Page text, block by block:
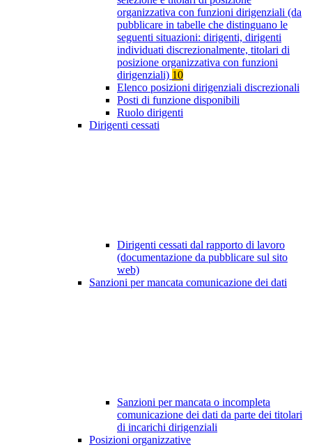
organizzativa con funzioni dirigenziali (da
pubblicare in tabelle che distinguano le
seguenti situazioni: dirigenti, dirigenti
individuati discrezionalmente, titolari di
posizione organizzativa con funzioni
dirigenziali) 10
Elenco posizioni dirigenziali discrezionali
Posti di funzione disponibili
Ruolo dirigenti
Dirigenti cessati
Dirigenti cessati dal rapporto di lavoro
(documentazione da pubblicare sul sito
web)
Sanzioni per mancata comunicazione dei dati
Sanzioni per mancata o incompleta
comunicazione dei dati da parte dei titolari
di incarichi dirigenziali
Posizioni organizzative